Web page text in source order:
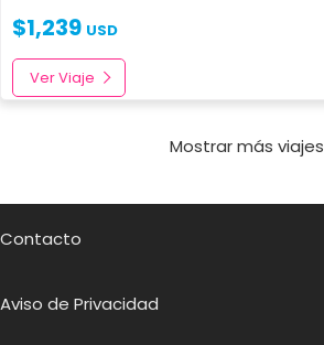
$1,239 USD
Ver Viaje
Mostrar más viajes
Contacto
Aviso de Privacidad